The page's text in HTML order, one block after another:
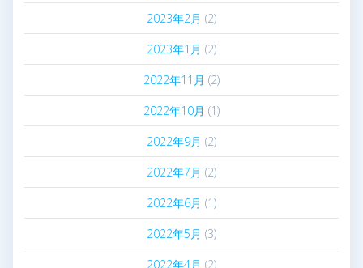
2023年2月 (2)
2023年1月 (2)
2022年11月 (2)
2022年10月 (1)
2022年9月 (2)
2022年7月 (2)
2022年6月 (1)
2022年5月 (3)
2022年4月 (2)